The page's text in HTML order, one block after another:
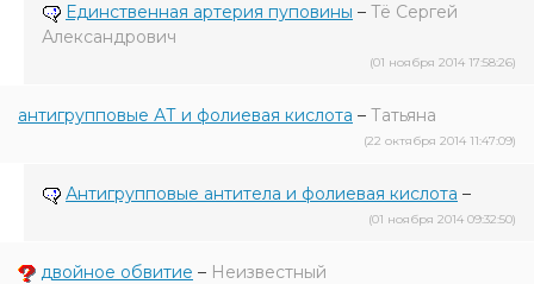
Единственная артерия пуповины – Тё Сергей
Александрович
(01 ноября 2014 17:58:26)
антигрупповые АТ и фолиевая кислота – Татьяна
(22 октября 2014 11:47:09)
Антигрупповые антитела и фолиевая кислота –
(01 ноября 2014 09:32:50)
двойное обвитие – Неизвестный